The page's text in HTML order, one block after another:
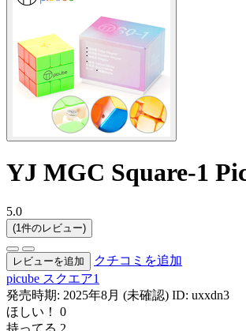
YJ MGC Square-1
5.0
(1件のレビュー)
レビューを追加
クチコミを追加
picube スクエア1
発売時期: 2025年8月 (未確認) ID: uxxdn3
ほしい！
0
持ってる 2